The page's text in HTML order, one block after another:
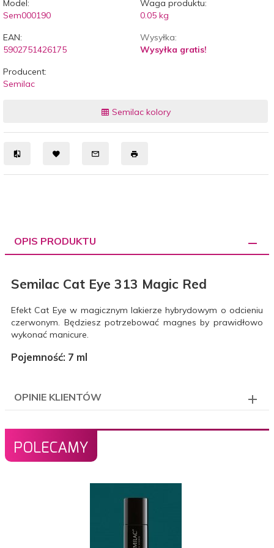
Model:
Sem000190
Waga produktu:
0.05 kg
EAN:
5902751426175
Wysyłka:
Wysyłka gratis!
Producent:
Semilac
Semilac kolory
OPIS PRODUKTU
Semilac Cat Eye 313 Magic Red
Efekt Cat Eye w magicznym lakierze hybrydowym o odcieniu
czerwonym. Będziesz potrzebować magnes by prawidłowo
wykonać manicure.
Pojemność: 7 ml
OPINIE KLIENTÓW
POLECAMY